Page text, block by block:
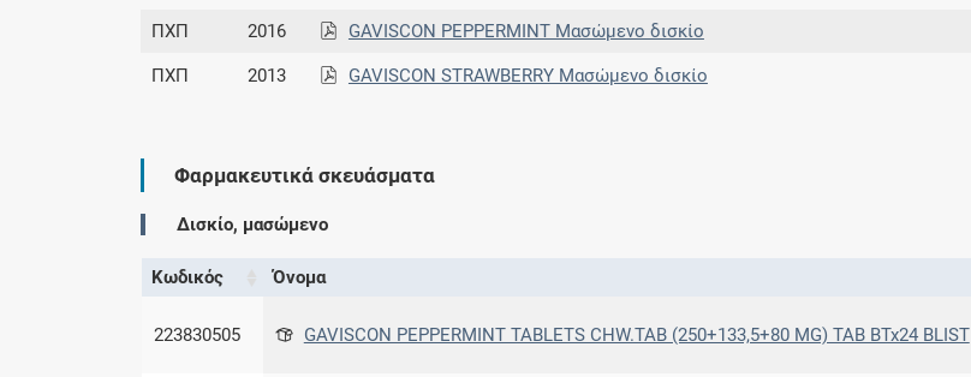
ΠΧΠ 2016 GAVISCON PEPPERMINT Μασώμενο δισκίο
ΠΧΠ 2013 GAVISCON STRAWBERRY Μασώμενο δισκίο
Φαρμακευτικά σκευάσματα
Δισκίο, μασώμενο
Κωδικός Όνομα
223830505 GAVISCON PEPPERMINT TABLETS CHW.TAB (250+133,5+80 MG) TAB BTx24 BLIST